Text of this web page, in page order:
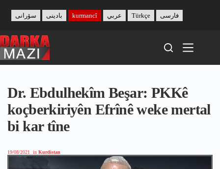
content
بادینی سۆرانی kurmancî عربي Türkçe فارسی
Dr. Ebdulhekîm Beşar: PKKê
koçberkiriyên Efrînê weke mertal
bi kar tîne
19/08/2021 in Kurdistan